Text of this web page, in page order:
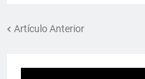
Artículo Anterior